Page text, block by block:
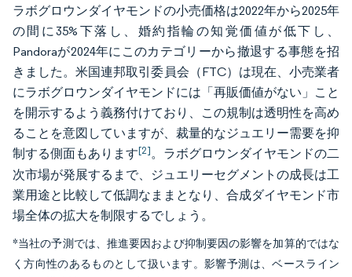
ラボグロウンダイヤモンドの小売価格は2022年から2025年
の間に35%下落し、婚約指輪の知覚価値が低下し、
Pandoraが2024年にこのカテゴリーから撤退する事態を招
きました。米国連邦取引委員会（FTC）は現在、小売業者
にラボグロウンダイヤモンドには「再販価値がない」こと
を開示するよう義務付けており、この規制は透明性を高め
ることを意図していますが、裁量的なジュエリー需要を抑
制する側面もあります[2]。ラボグロウンダイヤモンドの二
次市場が発展するまで、ジュエリーセグメントの成長は工
業用途と比較して低調なままとなり、合成ダイヤモンド市
場全体の拡大を制限するでしょう。
*当社の予測では、推進要因および抑制要因の影響を加算的ではな
く方向性のあるものとして扱います。影響予測は、ベースライン